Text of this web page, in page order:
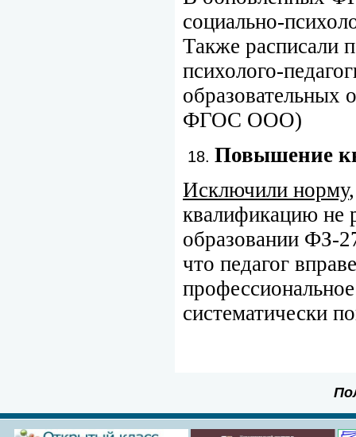
социально-
Также расписали
психолого-
ФГОС ООО)
Повышение
Исключили норму
квалификацию не
образовании ФЗ-
что педагог
систематически